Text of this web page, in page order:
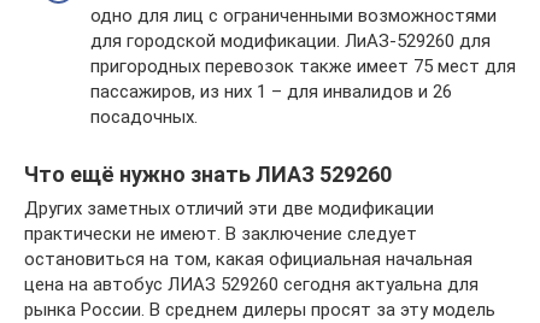
одно для лиц с ограниченными возможностями
для городской модификации. ЛиАЗ-529260 для
пригородных перевозок также имеет 75 мест для
пассажиров, из них 1 – для инвалидов и 26
посадочных.
Что ещё нужно знать ЛИАЗ 529260
Других заметных отличий эти две модификации
практически не имеют. В заключение следует
остановиться на том, какая официальная начальная
цена на автобус ЛИАЗ 529260 сегодня актуальна для
рынка России. В среднем дилеры просят за эту модель